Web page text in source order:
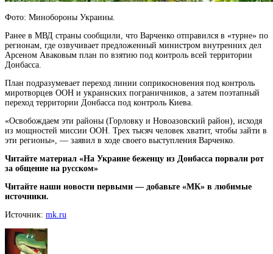
Фото: Минобороны Украины.
Ранее в МВД страны сообщили, что Варченко отправился в «турне» по
регионам, где озвучивает предложенный министром внутренних дел
Арсеном Аваковым план по взятию под контроль всей территории
Донбасса.
План подразумевает переход линии соприкосновения под контроль
миротворцев ООН и украинских пограничников, а затем поэтапный
переход территории Донбасса под контроль Киева.
«Освобождаем эти районы (Горловку и Новоазовский район), исходя
из мощностей миссии ООН. Трех тысяч человек хватит, чтобы зайти в
эти регионы», — заявил в ходе своего выступления Варченко.
Читайте материал «На Украине беженцу из Донбасса порвали рот
за общение на русском»
Читайте наши новости первыми — добавьте «МК» в любимые
источники.
Источник: mk.ru